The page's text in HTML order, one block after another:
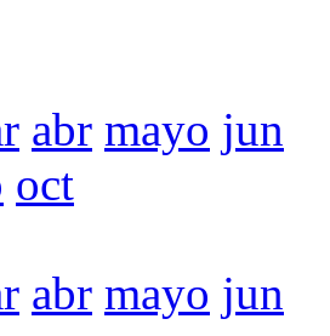
abr mayo jun
oct
abr mayo jun